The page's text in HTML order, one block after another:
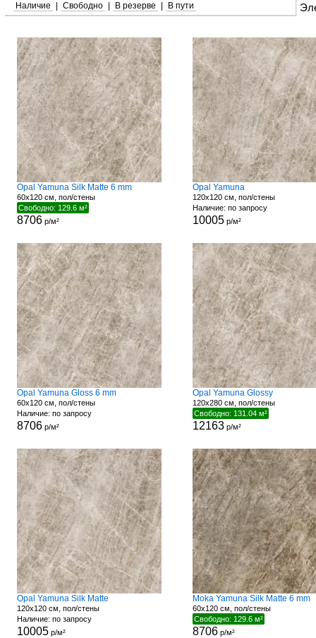
Наличие Свободно В резерве В пути
Opal Yamuna Silk Matte 6 mm
60x120 см, пол/стены
Свободно: 129.6 м²
8706р/м²
Opal Yamuna
120x120 см, пол/стены
Наличие: по запросу
10005р/м²
Opal Yamuna Gloss 6 mm
60x120 см, пол/стены
Наличие: по запросу
8706р/м²
Opal Yamuna Glossy
120x280 см, пол/стены
Свободно: 131.04 м²
12163р/м²
Opal Yamuna Silk Matte
120x120 см, пол/стены
Наличие: по запросу
10005р/м²
Moka Yamuna Silk Matte 6 mm
60x120 см, пол/стены
Свободно: 129.6 м²
8706р/м²